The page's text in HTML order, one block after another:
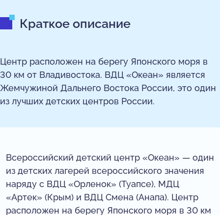
Краткое описание
Центр расположен на берегу Японского моря в
30 км от Владивостока. ВДЦ «Океан» является
Жемчужиной Дальнего Востока России, это один
из лучших детских центров России.
Всероссийский детский центр «Океан» — один
из детских лагерей всероссийского значения
наряду с ВДЦ «Орленок» (Туапсе), МДЦ
«Артек» (Крым) и ВДЦ Смена (Анапа). Центр
расположен на берегу Японского моря в 30 км